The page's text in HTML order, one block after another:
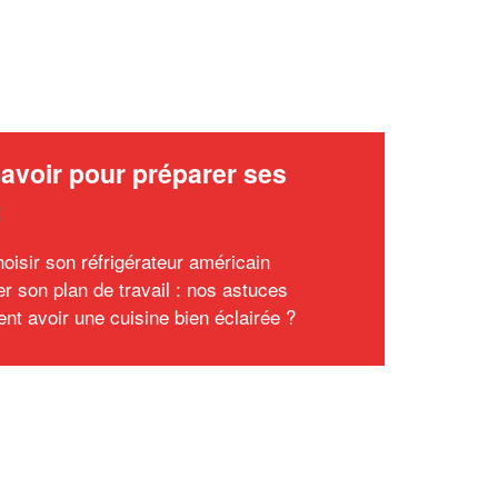
pour préparer ses
son réfrigérateur américain
son plan de travail : nos astuces
avoir une cuisine bien éclairée ?